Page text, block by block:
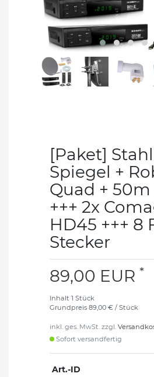
[Paket]
Spiegel +
Quad + 50m
+++ 2x
HD45 +++ 8
Stecker
89,00 EUR *
Inhalt 1 Stück
Grundpreis 89,00 € / Stück
inkl. ges. MwSt. zzgl.
Sofort versandfertig
Art.-ID